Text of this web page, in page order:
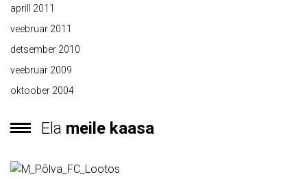
aprill 2011
veebruar 2011
detsember 2010
veebruar 2009
oktoober 2004
Ela meile kaasa